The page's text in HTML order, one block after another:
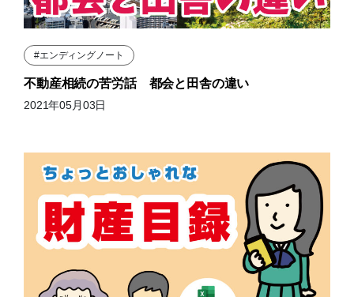
#エンディングノート
不動産相続の苦労話 都会と田舎の違い
2021年05月03日